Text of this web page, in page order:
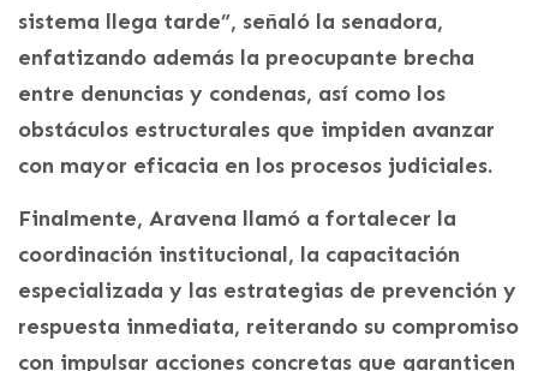
sistema llega tarde”, señaló la senadora,
enfatizando además la preocupante brecha
entre denuncias y condenas, así como los
obstáculos estructurales que impiden avanzar
con mayor eficacia en los procesos judiciales.
Finalmente, Aravena llamó a fortalecer la
coordinación institucional, la capacitación
especializada y las estrategias de prevención y
respuesta inmediata, reiterando su compromiso
con impulsar acciones concretas que garanticen